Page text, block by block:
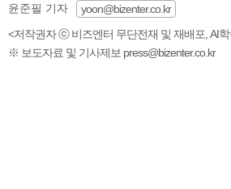
윤준필 기자
yoon@bizenter.co.kr
<저작권자 ⓒ 비즈엔터 무단전재 및 재배포, AI
※ 보도자료 및 기사제보 press@bizenter.co.kr